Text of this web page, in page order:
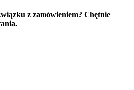
z zamówieniem? Chętnie